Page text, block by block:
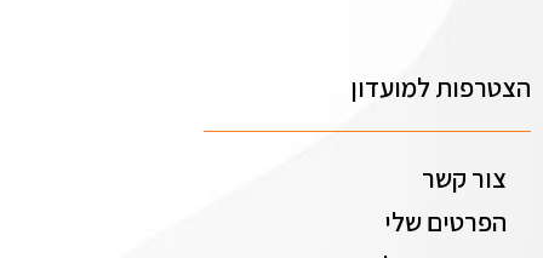
הצטרפות למועדון
צור קשר
הפרטים שלי